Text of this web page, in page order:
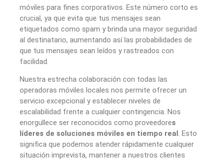
móviles para fines corporativos. Este número corto es
crucial, ya que evita que tus mensajes sean
etiquetados como spam y brinda una mayor seguridad
al destinatario, aumentando así las probabilidades de
que tus mensajes sean leídos y rastreados con
facilidad.
Nuestra estrecha colaboración con todas las
operadoras móviles locales nos permite ofrecer un
servicio excepcional y establecer niveles de
escalabilidad frente a cualquier contingencia. Nos
enorgullece ser reconocidos como proveedores
líderes de soluciones móviles en tiempo real. Esto
significa que podemos atender rápidamente cualquier
situación imprevista, mantener a nuestros clientes